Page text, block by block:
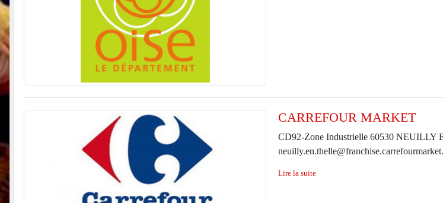
CARREFOUR MARKET
CD92-Zone Industrielle 60530
Lire la suite